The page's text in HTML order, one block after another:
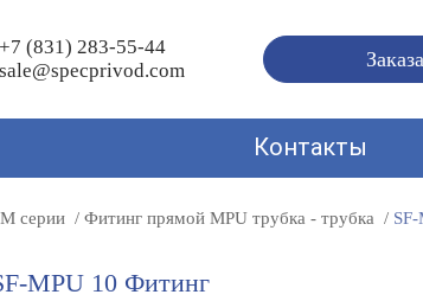
+7 (831) 283-55-44
sale@specprivod.com
Контакты
серии Фитинг прямой MPU трубка - трубка
MPU 10 Фитинг